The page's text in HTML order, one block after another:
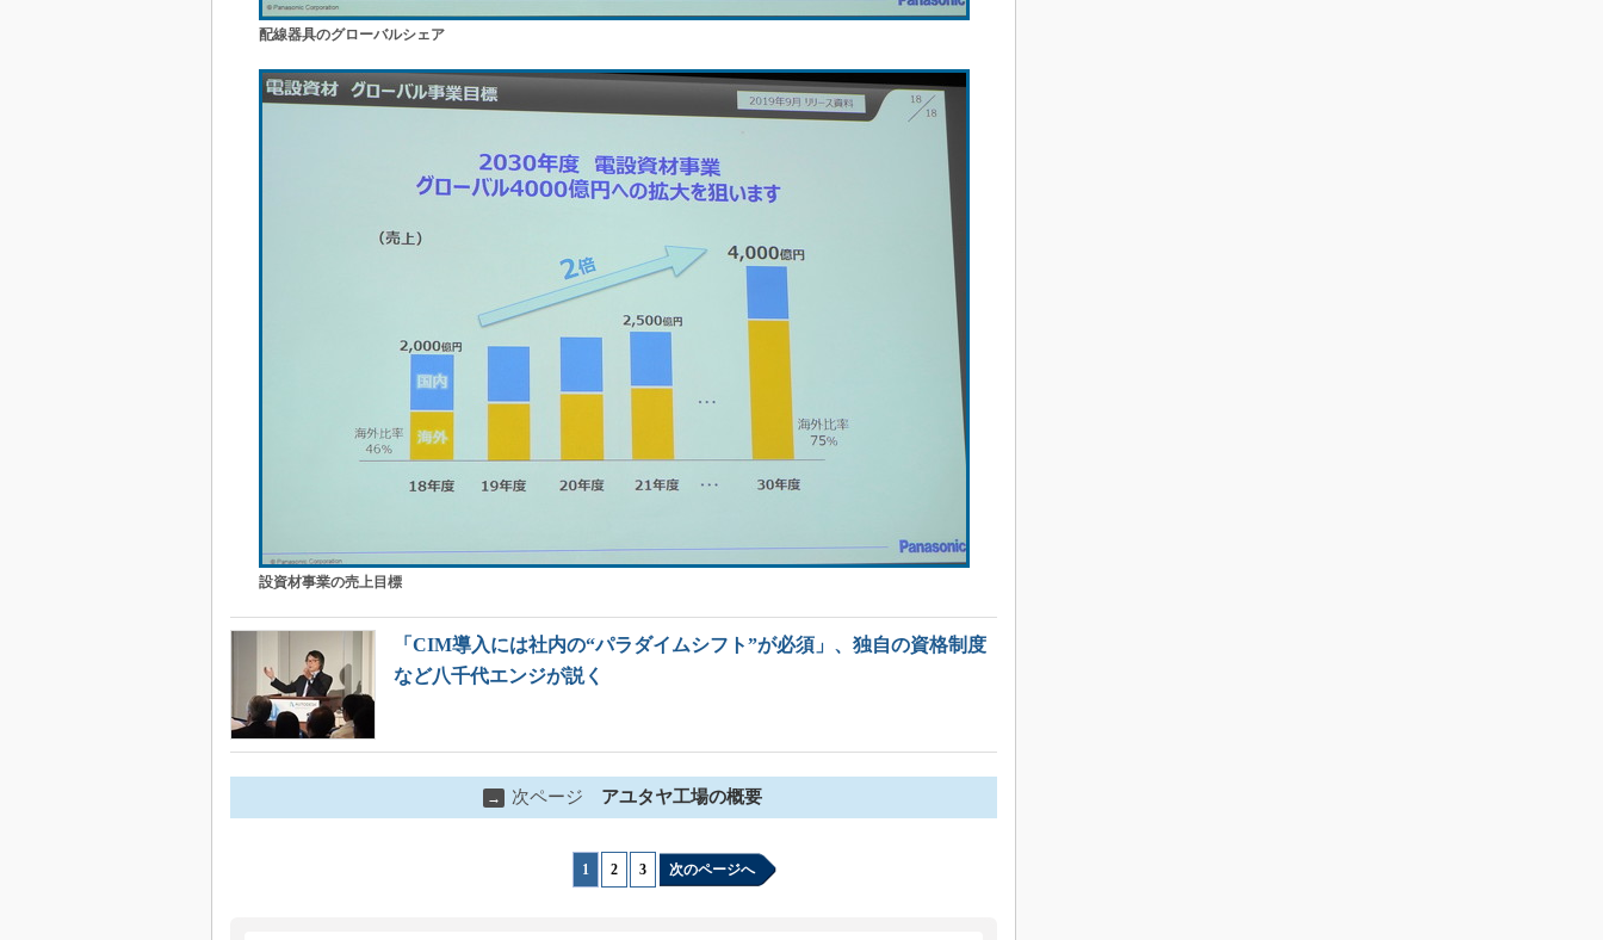
配線器具のグローバルシェア
設資材事業の売上目標
「CIM導入には社内の“パラダイムシフト”が必須」、独自の資格制度
など八千代エンジが説く
→ 次ページ アユタヤ工場の概要
1 2 3 次のページへ